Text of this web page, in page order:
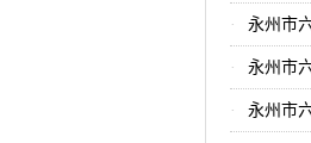
永州市
永州市
永州市